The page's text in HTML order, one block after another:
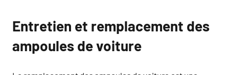
Entretien et remplacement des
ampoules de voiture